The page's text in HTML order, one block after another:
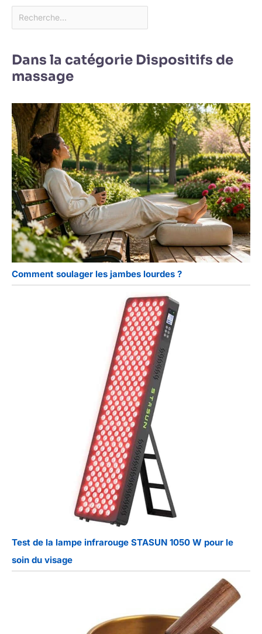
Dans la catégorie Dispositifs de
massage
Comment soulager les jambes lourdes ?
Test de la lampe infrarouge STASUN 1050 W pour le
soin du visage